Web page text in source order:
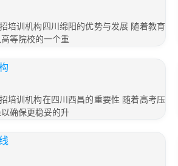
培训机构四川绵阳的优势与发展 随着教育
等院校的一个重
培训机构在四川西昌的重要性 随着高考压
确保更稳妥的升